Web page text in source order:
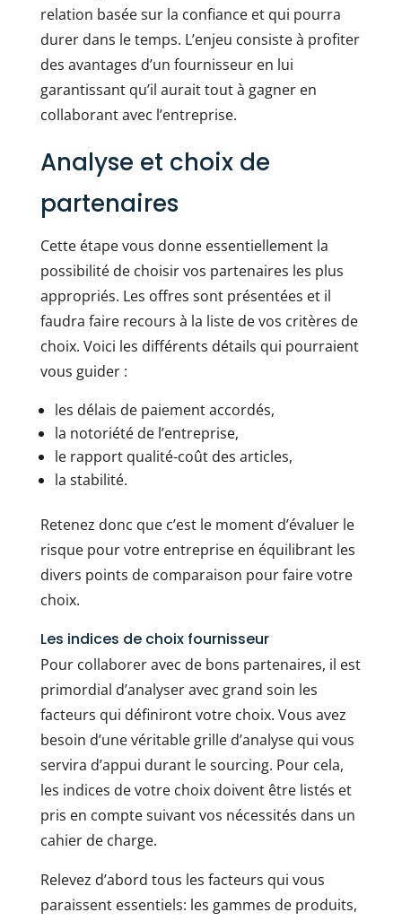
relation basée sur la confiance et qui pourra
durer dans le temps. L’enjeu consiste à profiter
des avantages d’un fournisseur en lui
garantissant qu’il aurait tout à gagner en
collaborant avec l’entreprise.
Analyse et choix de
partenaires
Cette étape vous donne essentiellement la
possibilité de choisir vos partenaires les plus
appropriés. Les offres sont présentées et il
faudra faire recours à la liste de vos critères de
choix. Voici les différents détails qui pourraient
vous guider :
les délais de paiement accordés,
la notoriété de l’entreprise,
le rapport qualité-coût des articles,
la stabilité.
Retenez donc que c’est le moment d’évaluer le
risque pour votre entreprise en équilibrant les
divers points de comparaison pour faire votre
choix.
Les indices de choix fournisseur
Pour collaborer avec de bons partenaires, il est
primordial d’analyser avec grand soin les
facteurs qui définiront votre choix. Vous avez
besoin d’une véritable grille d’analyse qui vous
servira d’appui durant le sourcing. Pour cela,
les indices de votre choix doivent être listés et
pris en compte suivant vos nécessités dans un
cahier de charge.
Relevez d’abord tous les facteurs qui vous
paraissent essentiels: les gammes de produits,